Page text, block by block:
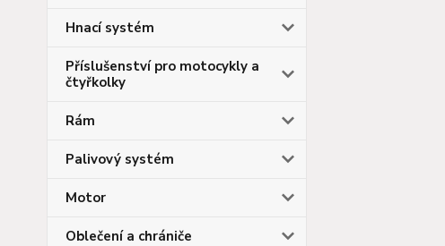
Hnací systém
Příslušenství pro motocykly a
čtyřkolky
Rám
Palivový systém
Motor
Oblečení a chrániče